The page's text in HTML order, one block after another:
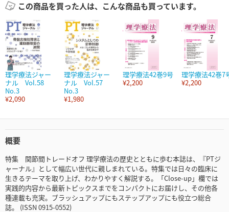
この商品を買った人は、こんな商品も買っています。
理学療法ジャー
ナル Vol.58
No.3
¥2,090
理学療法ジャー
ナル Vol.57
No.3
¥1,980
理学療法42巻9号
¥2,200
理学療法42巻7
¥2,200
概要
特集 関節間トレードオフ 理学療法の歴史とともに歩む本誌は、『PTジ
ャーナル』として幅広い世代に親しまれている。特集では日々の臨床に
生きるテーマを取り上げ、わかりやすく解説する。「Close-up」欄では
実践的内容から最新トピックスまでをコンパクトにお届けし、その他各
種連載も充実。ブラッシュアップにもステップアップにも役立つ総合
誌。 (ISSN 0915-0552)